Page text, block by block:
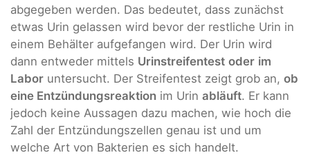
abgegeben werden. Das bedeutet, dass zunächst
etwas Urin gelassen wird bevor der restliche Urin in
einem Behälter aufgefangen wird. Der Urin wird
dann entweder mittels Urinstreifentest oder im
Labor untersucht. Der Streifentest zeigt grob an, ob
eine Entzündungsreaktion im Urin abläuft. Er kann
jedoch keine Aussagen dazu machen, wie hoch die
Zahl der Entzündungszellen genau ist und um
welche Art von Bakterien es sich handelt.